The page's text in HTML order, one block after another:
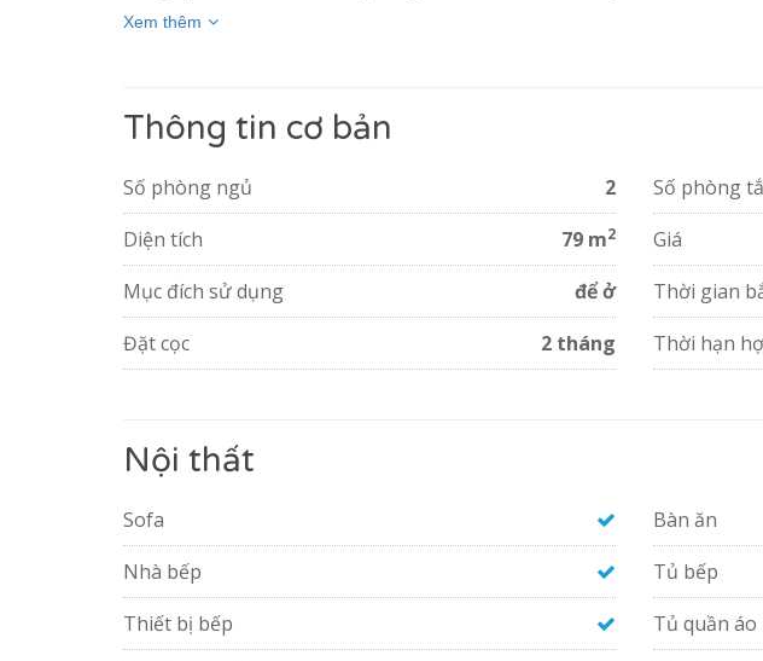
nhìn ra mảng xanh mát mắt, thơ mộng của cỏ cây, tạo cảm giác thư thái,
phải di chuyển xa. Tiện ích ngoại khu hoàn chỉnh với trường Quốc Tế AIS
Quận 2, nhà thiếu nhi Quận 2, Big C, Mega Market,...
Xem thêm
Thông tin cơ bản
Số phòng ngủ 2 Số phòng
Diện tích
79 m2 Giá
Mục đích sử dụng
để ở Thời gian
Đặt cọc
2 tháng Thời hạn
Nội thất
Sofa
Bàn ăn
Nhà bếp
Tủ bếp
Thiết bị bếp
Tủ quần áo